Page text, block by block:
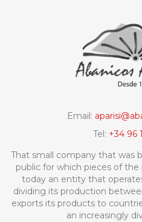
Email:
Tel: +34 96
That small company that was
public for which pieces of
today an entity that
dividing its production
exports its products to
an increasingly